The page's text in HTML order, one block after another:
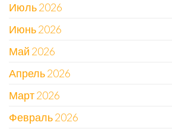
Июль 2026
Июнь 2026
Май 2026
Апрель 2026
Март 2026
Февраль 2026